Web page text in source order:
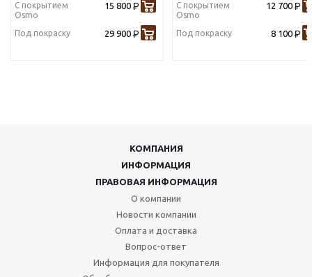
С покрытием
Osmo
15 800 Р
Под покраску 29 900 Р
С покрытием
Osmo
12 700 Р
Под покраску 8 100 Р
КОМПАНИЯ
ИНФОРМАЦИЯ
ПРАВОВАЯ ИНФОРМАЦИЯ
О компании
Новости компании
Оплата и доставка
Вопрос-ответ
Информация для покупателя